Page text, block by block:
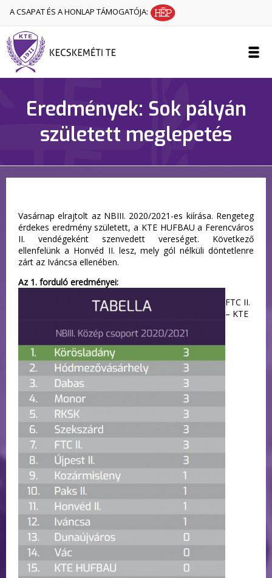
A CSAPAT ÉS A HONLAP TÁMOGATÓJA:
Eredmények: Sok pályán
született meglepetés
Vasárnap elrajtolt az NBIII. 2020/2021-es kiírása. Rengeteg
érdekes eredmény született, a KTE HUFBAU a Ferencváros
II. vendégeként szenvedett vereséget. Következő
ellenfelünk a Honvéd II. lesz, mely gól nélküli döntetlenre
zárt az Iváncsa ellenében.
Az 1. forduló eredményei:
FTC II.
– KTE